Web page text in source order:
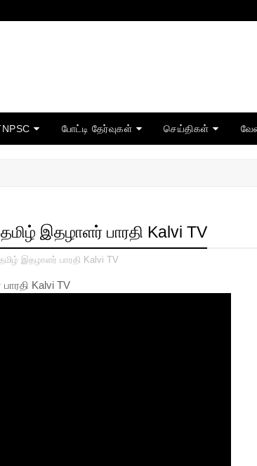
போட்டி தேர்வுகள் செய்திகள்
இதழாளர் பாரதி Kalvi TV
இதழாளர் பாரதி Kalvi TV
Kalvi TV